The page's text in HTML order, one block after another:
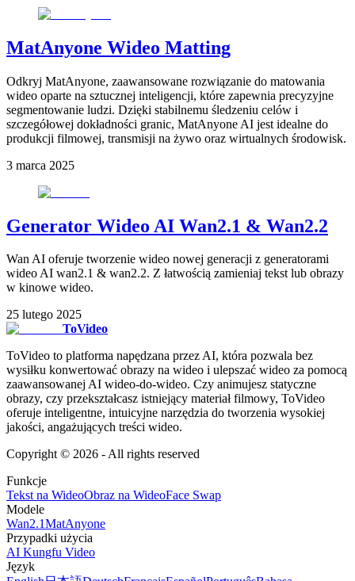
MatAnyone Wideo Matting
Odkryj MatAnyone, zaawansowane rozwiązanie do matowania
wideo oparte na sztucznej inteligencji, które zapewnia precyzyjne
segmentowanie ludzi. Dzięki stabilnemu śledzeniu celów i
szczegółowej dokładności granic, MatAnyone AI jest idealne do
produkcji filmowej, transmisji na żywo oraz wirtualnych środowisk.
3 marca 2025
Generator Wideo AI Wan2.1 & Wan2.2
Wan AI oferuje tworzenie wideo nowej generacji z generatorami
wideo AI wan2.1 & wan2.2. Z łatwością zamieniaj tekst lub obrazy
w kinowe wideo.
25 lutego 2025
ToVideo
ToVideo to platforma napędzana przez AI, która pozwala bez
wysiłku konwertować obrazy na wideo i ulepszać wideo za pomocą
zaawansowanej AI wideo-do-wideo. Czy animujesz statyczne
obrazy, czy przekształcasz istniejący materiał filmowy, ToVideo
oferuje inteligentne, intuicyjne narzędzia do tworzenia wysokiej
jakości, angażujących treści wideo.
Copyright © 2026 - All rights reserved
Funkcje
Tekst na WideoObraz na WideoFace Swap
Modele
Wan2.1MatAnyone
Przypadki użycia
AI Kungfu Video
Język